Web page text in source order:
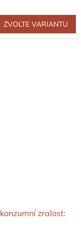
ZVOLTE VARIANTU
konzumní zralost: